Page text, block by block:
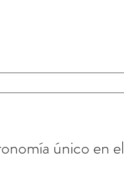
único en el